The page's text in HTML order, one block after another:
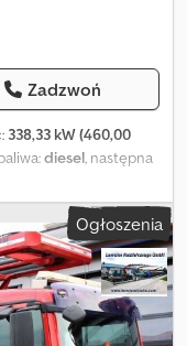
Zadzwoń
338,33 kW (460,00
diesel, następna
2003 TÜV
może się zmieniać,
masa
– 460 KM / 338
pojazdu
Ogłoszenia